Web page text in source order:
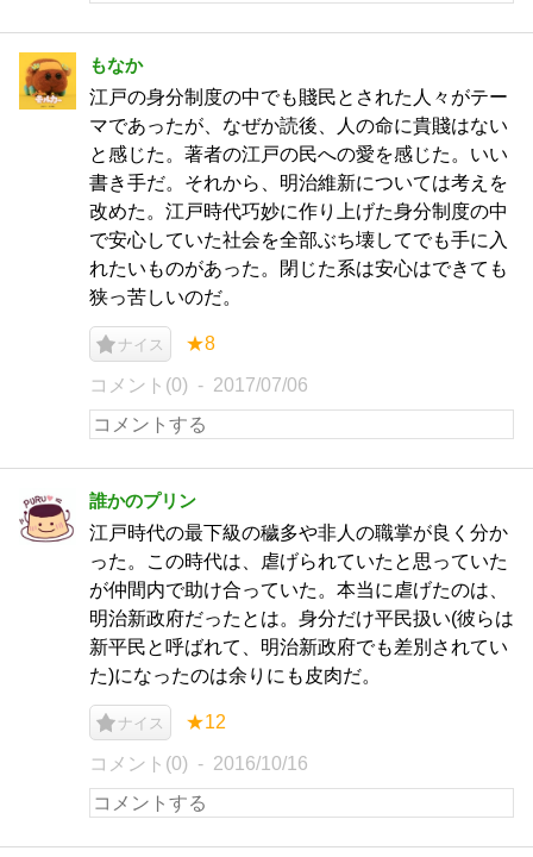
もなか
江戸の身分制度の中でも賤民とされた人々がテー
マであったが、なぜか読後、人の命に貴賤はない
と感じた。著者の江戸の民への愛を感じた。いい
書き手だ。それから、明治維新については考えを
改めた。江戸時代巧妙に作り上げた身分制度の中
で安心していた社会を全部ぶち壊してでも手に入
れたいものがあった。閉じた系は安心はできても
狭っ苦しいのだ。
ナイス ★8
コメント(0) 2017/07/06
誰かのプリン
江戸時代の最下級の穢多や非人の職掌が良く分か
った。この時代は、虐げられていたと思っていた
が仲間内で助け合っていた。本当に虐げたのは、
明治新政府だったとは。身分だけ平民扱い(彼らは
新平民と呼ばれて、明治新政府でも差別されてい
た)になったのは余りにも皮肉だ。
ナイス ★12
コメント(0) 2016/10/16